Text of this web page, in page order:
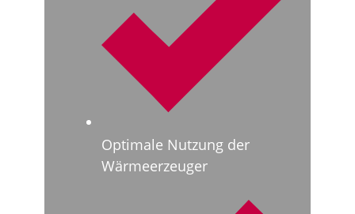
Optimale Nutzung der
Wärmeerzeuger